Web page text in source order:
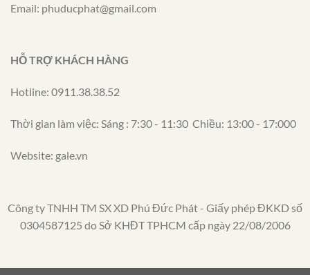
Email: phuducphat@gmail.com
HỖ TRỢ KHÁCH HÀNG
Hotline: 0911.38.38.52
Thời gian làm việc: Sáng : 7:30 - 11:30 Chiều: 13:00 - 17:000
Website: gale.vn
Công ty TNHH TM SX XD Phú Đức Phát - Giấy phép ĐKKD số
0304587125 do Sở KHĐT TPHCM cấp ngày 22/08/2006